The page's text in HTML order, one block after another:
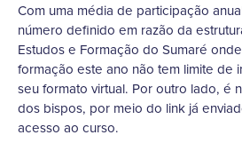
Com uma média de participação
número definido em razão da
Estudos e Formação do Sumaré
formação este ano não tem limite de
seu formato virtual. Por outro lado, é
dos bispos, por meio do link já
acesso ao curso.